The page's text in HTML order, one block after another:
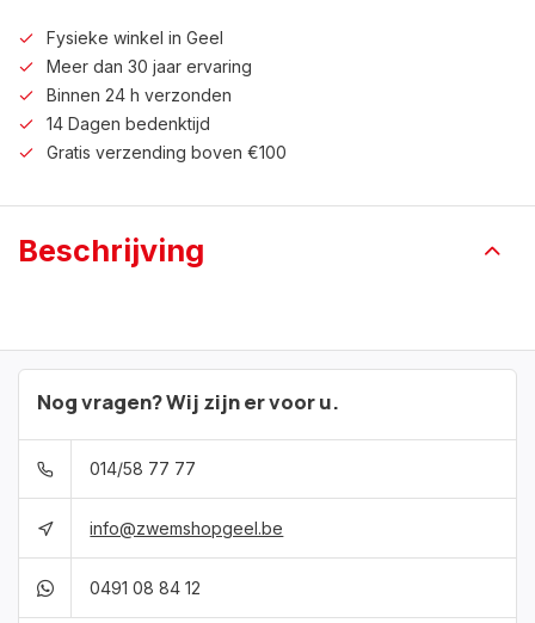
Fysieke winkel in Geel
Meer dan 30 jaar ervaring
Binnen 24 h verzonden
14 Dagen bedenktijd
Gratis verzending boven €100
Beschrijving
Nog vragen? Wij zijn er voor u.
014/58 77 77
info@zwemshopgeel.be
0491 08 84 12